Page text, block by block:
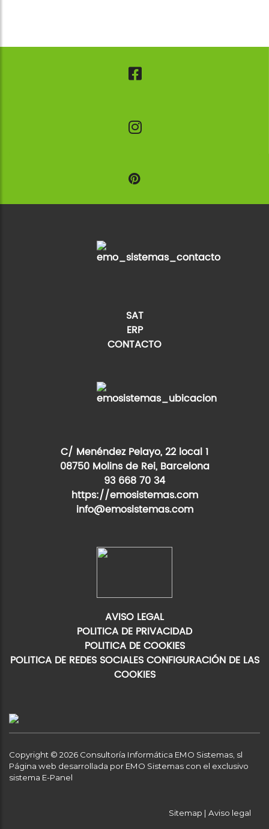
SAT
ERP
CONTACTO
C/ Menéndez Pelayo, 22 local 1
08750 Molins de Rei, Barcelona
93 668 70 34
https://emosistemas.com
info@emosistemas.com
AVISO LEGAL
POLITICA DE PRIVACIDAD
POLITICA DE COOKIES
POLITICA DE REDES SOCIALES CONFIGURACIÓN DE LAS
COOKIES
Copyright © 2026 Consultoría Informática EMO Sistemas, sl
Página web desarrollada por EMO Sistemas con el exclusivo
sistema E-Panel
Sitemap | Aviso legal